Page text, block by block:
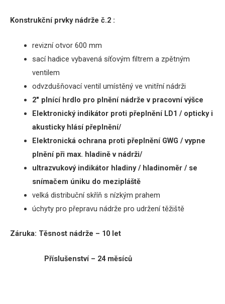
Konstrukční prvky nádrže č.2 :
revizní otvor 600 mm
sací hadice vybavená síťovým filtrem a zpětným
ventilem
odvzdušňovací ventil umístěný ve vnitřní nádrži
2″ plnící hrdlo pro plnění nádrže v pracovní výšce
Elektronický indikátor proti přeplnění LD1 / opticky i
akusticky hlásí přeplnění/
Elektronická ochrana proti přeplnění GWG / vypne
plnění při max. hladině v nádrži/
ultrazvukový indikátor hladiny / hladinoměr / se
snímačem úniku do mezipláště
velká distribuční skříň s nízkým prahem
úchyty pro přepravu nádrže pro udržení těžiště
Záruka: Těsnost nádrže – 10 let
Příslušenství – 24 měsíců